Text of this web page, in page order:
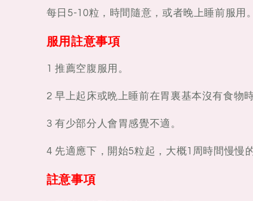
每日5-10粒，時間隨意，或者晚上睡前服用。
服用註意事項
1 推薦空腹服用。
2 早上起床或晩上睡前在胃裏基本沒有食物時
3 有少部分人會胃感覺不適。
4 先適應下，開始5粒起，大概1周時間慢慢
註意事項